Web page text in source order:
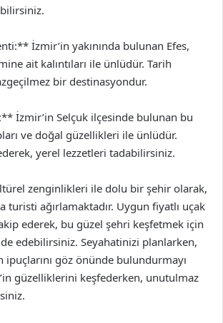
İzmir’in yakınında bulunan Efes,
ait kalıntıları ile ünlüdür. Tarih
bir destinasyondur.
İzmir’in Selçuk ilçesinde bulunan bu
ve doğal güzellikleri ile ünlüdür.
yerel lezzetleri tadabilirsiniz.
zenginlikleri ile dolu bir şehir olarak,
turisti ağırlamaktadır. Uygun fiyatlı uçak
ederek, bu güzel şehri keşfetmek için
edebilirsiniz. Seyahatinizi planlarken,
ipuçlarını göz önünde bulundurmayı
güzelliklerini keşfederken, unutulmaz